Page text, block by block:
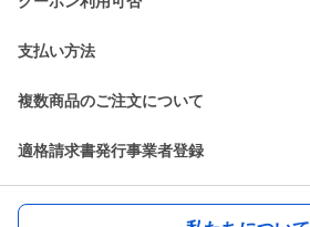
支払い方法
複数商品のご注文について
適格請求書発行事業者登録